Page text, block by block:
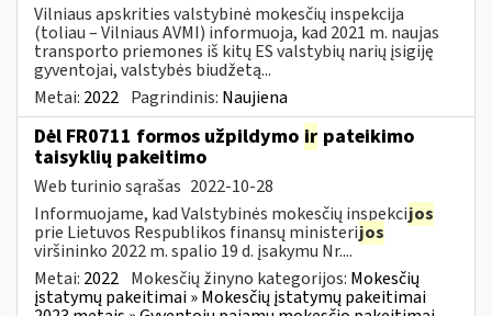
Vilniaus apskrities valstybinė mokesčių inspekcija
(toliau – Vilniaus AVMI) informuoja, kad 2021 m. naujas
transporto priemones iš kitų ES valstybių narių įsigiję
gyventojai, valstybės biudžetą...
Metai: 2022 Pagrindinis: Naujiena
Dėl FR0711 formos užpildymo ir pateikimo
taisyklių pakeitimo
Web turinio sąrašas 2022-10-28
Informuojame, kad Valstybinės mokesčių inspekcijos
prie Lietuvos Respublikos finansų ministerijos
viršininko 2022 m. spalio 19 d. įsakymu Nr....
Metai: 2022 Mokesčių žinyno kategorijos: Mokesčių
įstatymų pakeitimai » Mokesčių įstatymų pakeitimai